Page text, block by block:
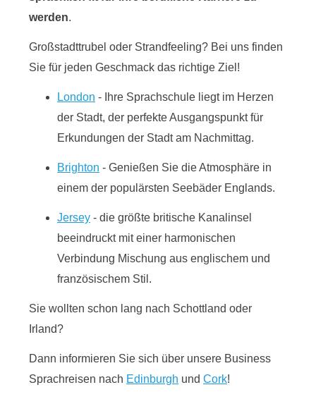
werden.
Großstadttrubel oder Strandfeeling? Bei uns finden
Sie für jeden Geschmack das richtige Ziel!
London - Ihre Sprachschule liegt im Herzen
der Stadt, der perfekte Ausgangspunkt für
Erkundungen der Stadt am Nachmittag.
Brighton - Genießen Sie die Atmosphäre in
einem der populärsten Seebäder Englands.
Jersey - die größte britische Kanalinsel
beeindruckt mit einer harmonischen
Verbindung Mischung aus englischem und
französischem Stil.
Sie wollten schon lang nach Schottland oder
Irland?
Dann informieren Sie sich über unsere Business
Sprachreisen nach Edinburgh und Cork!